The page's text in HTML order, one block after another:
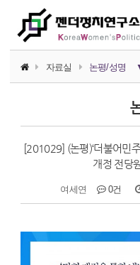
자료실 논평/성명
논평/성명
언론보도
연구자료
카드뉴스
[201029] (논평)‘더불어민
개정 전당
여세연 0건